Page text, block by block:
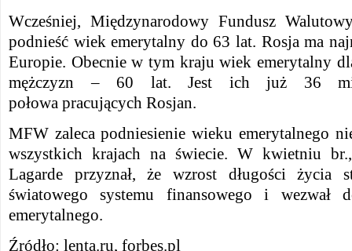
Wcześniej, Międzynarodowy Fundusz
podnieść wiek emerytalny do 63 lat. Rosja ma
Europie. Obecnie w tym kraju wiek emerytalny
mężczyzn – 60 lat. Jest ich już 36
połowa pracujących Rosjan.
MFW zaleca podniesienie wieku emerytalnego
wszystkich krajach na świecie. W kwietniu
Lagarde przyznał, że wzrost długości życia
światowego systemu finansowego i wezwał
emerytalnego.
Źródło: lenta.ru, forbes.pl